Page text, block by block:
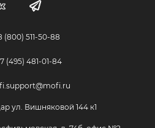
(800) 511-50-88
(495) 481-01-84
ул. Вишняковой 144 к1